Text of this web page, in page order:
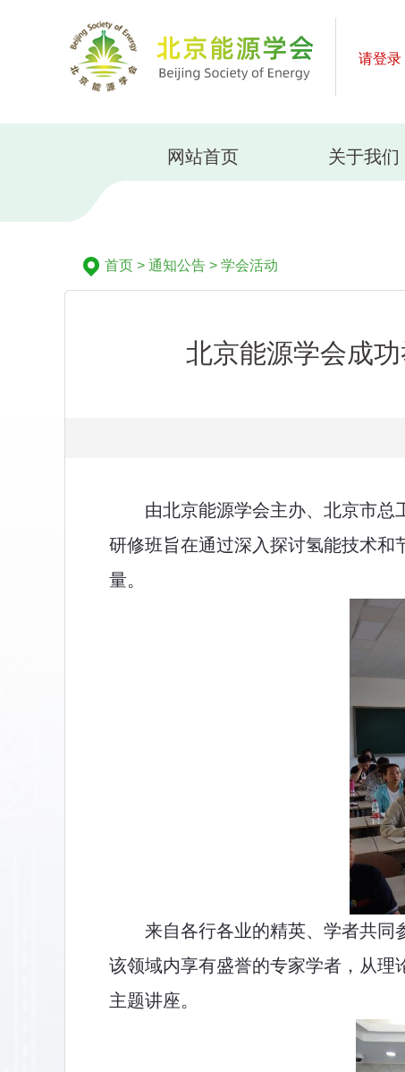
请登录
网站首页 关于我们
首页 > 通知公告 > 学会活动
北京能源学会成
由北京能源学会主办、北京市总
研修班旨在通过深入探讨氢能技术和
量。
来自各行各业的精英、学者共同
该领域内享有盛誉的专家学者，从
主题讲座。